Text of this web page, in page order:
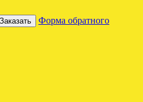
Заказать
Форма обратного